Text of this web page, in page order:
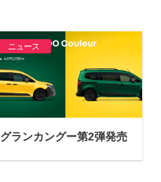
ニュース
グランカングー第2弾発売